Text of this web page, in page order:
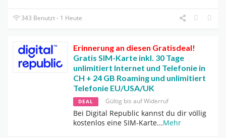
343 Benutzt - 1 Heute
Erinnerung an diesen Gratisdeal!
Gratis SIM-Karte inkl. 30 Tage
unlimitiert Internet und Telefonie in
CH + 24 GB Roaming und unlimitiert
Telefonie EU/USA/UK
DEAL Gültig bis auf Widerruf
Bei Digital Republic kannst du dir völlig
kostenlos eine SIM-Karte...Mehr